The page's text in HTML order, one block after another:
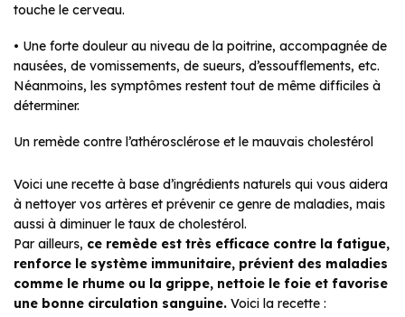
touche le cerveau.
• Une forte douleur au niveau de la poitrine, accompagnée de
nausées, de vomissements, de sueurs, d’essoufflements, etc.
Néanmoins, les symptômes restent tout de même difficiles à
déterminer.
Un remède contre l’athérosclérose et le mauvais cholestérol
Voici une recette à base d’ingrédients naturels qui vous aidera
à nettoyer vos artères et prévenir ce genre de maladies, mais
aussi à diminuer le taux de cholestérol.
Par ailleurs, ce remède est très efficace contre la fatigue,
renforce le système immunitaire, prévient des maladies
comme le rhume ou la grippe, nettoie le foie et favorise
une bonne circulation sanguine. Voici la recette :